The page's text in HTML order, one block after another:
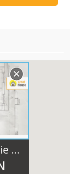
Warszawa Śródmieście Muranów Dzika